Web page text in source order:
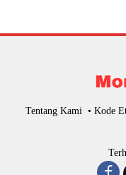
Tentang Kami Kode